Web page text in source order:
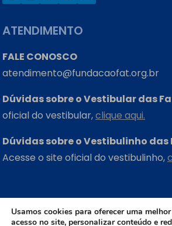
ATENDIMENTO
FALE CONOSCO
atendimento@fundacaofat.org.br
Dúvidas sobre o Vestibular das
oficial do vestibular,clique aqui.
Dúvidas sobre o Vestibulinho das
Acesse o site oficial do vestibulinho,
ONDE ESTAMOS
Usamos cookies para oferecer uma
acesso no site, personalizar conteúdo e